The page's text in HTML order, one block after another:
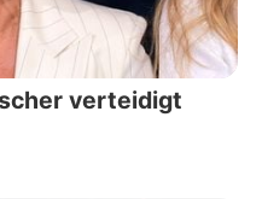
verteidigt